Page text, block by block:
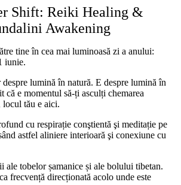
Shift: Reiki Healing &
Awakening
tine în cea mai luminoasă zi a anului:
iunie.
despre lumină în natură. E despre lumină în
că e momentul să-ți asculți chemarea
locul tău e aici.
cu respirație conştientă şi meditație pe
astfel aliniere interioară şi conexiune cu
tobelor șamanice și ale bolului tibetan.
frecvență direcționată acolo unde este